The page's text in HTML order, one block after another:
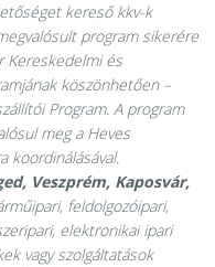
kereső kkv-k
program sikerére
Kereskedelmi és
köszönhetően –
Program. A program
meg a Heves
koordinálásával.
Veszprém, Kaposvár,
feldolgozóipari,
elektronikai ipari
vagy szolgáltatások